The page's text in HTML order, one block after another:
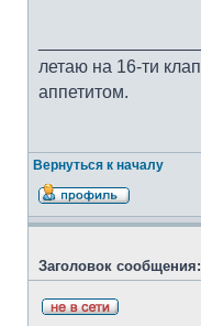
летаю на 16-ти
аппетитом.
Вернуться к началу
Заголовок сообщения: